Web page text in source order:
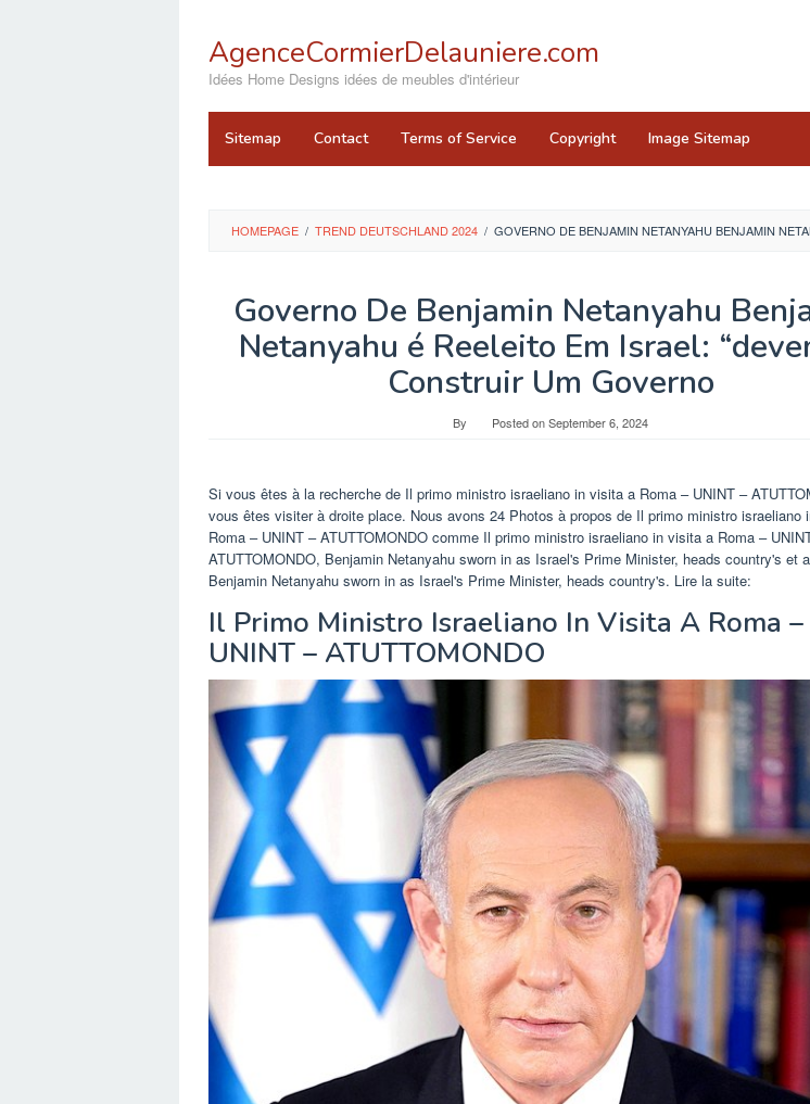
contentAgenceCormierDelauniere.com
Idées Home Designs idées de meubles d'intérieur
Sitemap Contact Terms of Service Copyright Image Sitemap
HOMEPAGE / TREND DEUTSCHLAND 2024 / GOVERNO DE BENJAMIN NETANYAHU BENJAMIN
Governo De Benjamin Netanyahu
Netanyahu é Reeleito Em Israel:
Construir Um Governo
By Posted onSeptember 6, 2024
Si vous êtes à la recherche de Il primo ministro israeliano in visita a Roma – UNINT –
vous êtes visiter à droite place. Nous avons 24 Photos à propos de Il primo ministro israeliano
Roma – UNINT – ATUTTOMONDO comme Il primo ministro israeliano in visita a Roma –
ATUTTOMONDO, Benjamin Netanyahu sworn in as Israel's Prime Minister, heads country's et
Benjamin Netanyahu sworn in as Israel's Prime Minister, heads country's. Lire la suite:
Il Primo Ministro Israeliano In Visita A Roma –
UNINT – ATUTTOMONDO